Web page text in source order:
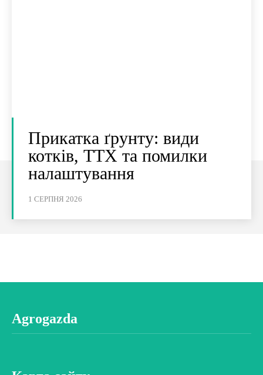
Прикатка ґрунту: види
котків, ТТХ та помилки
налаштування
1 СЕРПНЯ 2026
Agrogazda